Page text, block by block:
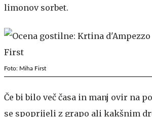
limonov sorbet.
Foto: Miha First
Če bi bilo več časa in manj ovir na
se spoprijeli z grapo ali kakšnim